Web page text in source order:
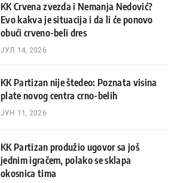
KK Crvena zvezda i Nemanja Nedović?
Evo kakva je situacija i da li će ponovo
obući crveno-beli dres
ЈУЛ 14, 2026
KK Partizan nije štedeo: Poznata visina
plate novog centra crno-belih
ЈУН 11, 2026
KK Partizan produžio ugovor sa još
jednim igračem, polako se sklapa
okosnica tima